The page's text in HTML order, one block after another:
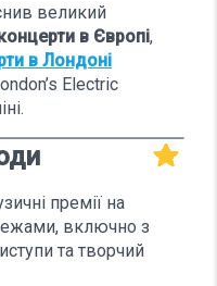
великий
в Європі,
в Лондоні
Electric
премії на
включно з
та творчий